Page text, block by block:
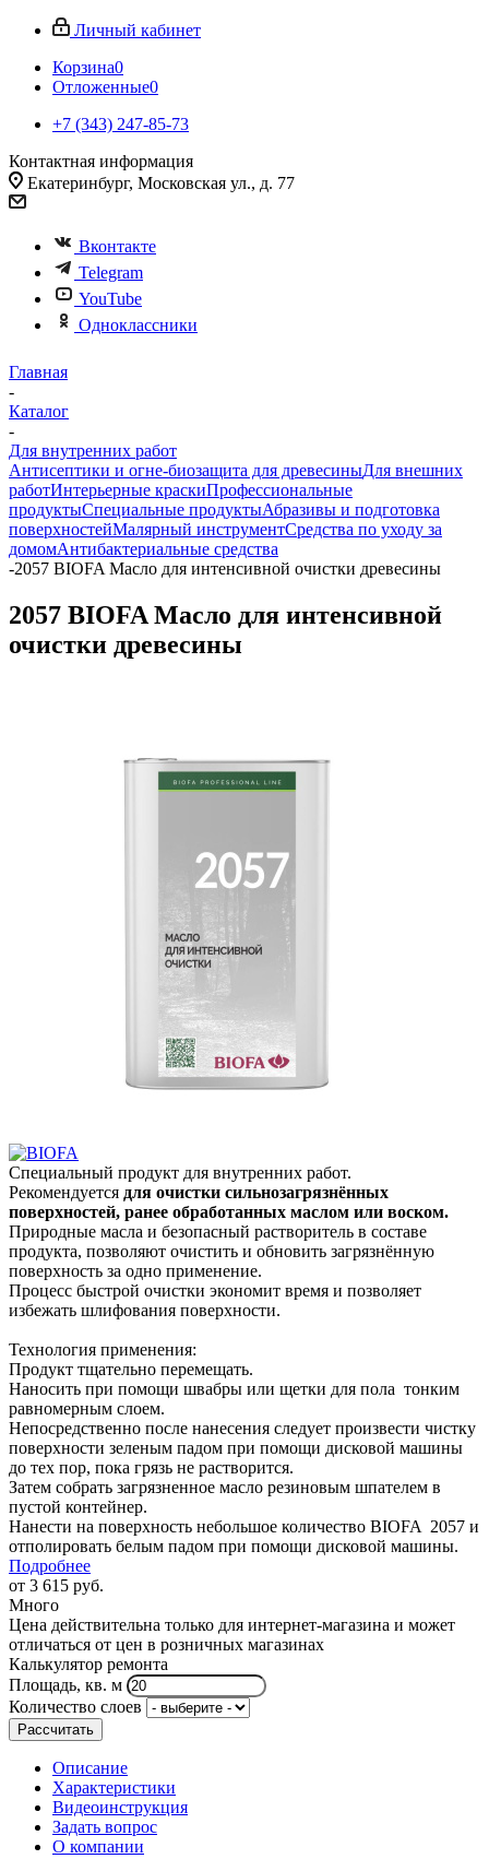
Личный кабинет
Корзина0
Отложенные0
+7 (343) 247-85-73
Контактная информация
Екатеринбург, Московская ул., д. 77
Вконтакте
Telegram
YouTube
Одноклассники
Главная
-
Каталог
-
Для внутренних работ
Антисептики и огне-биозащита для древесиныДля внешних
работИнтерьерные краскиПрофессиональные
продуктыСпециальные продуктыАбразивы и подготовка
поверхностейМалярный инструментСредства по уходу за
домомАнтибактериальные средства
-2057 BIOFA Масло для интенсивной очистки древесины
2057 BIOFA Масло для интенсивной
очистки древесины
Специальный продукт для внутренних работ.
Рекомендуется для очистки сильнозагрязнённых
поверхностей, ранее обработанных маслом или воском.
Природные масла и безопасный растворитель в составе
продукта, позволяют очистить и обновить загрязнённую
поверхность за одно применение.
Процесс быстрой очистки экономит время и позволяет
избежать шлифования поверхности.
Технология применения:
Продукт тщательно перемещать.
Наносить при помощи швабры или щетки для пола тонким
равномерным слоем.
Непосредственно после нанесения следует произвести чистку
поверхности зеленым падом при помощи дисковой машины
до тех пор, пока грязь не растворится.
Затем собрать загрязненное масло резиновым шпателем в
пустой контейнер.
Нанести на поверхность небольшое количество BIOFA 2057 и
отполировать белым падом при помощи дисковой машины.
Подробнее
от 3 615 руб.
Много
Цена действительна только для интернет-магазина и может
отличаться от цен в розничных магазинах
Калькулятор ремонта
Площадь, кв. м
Количество слоев
Рассчитать
Описание
Характеристики
Видеоинструкция
Задать вопрос
О компании